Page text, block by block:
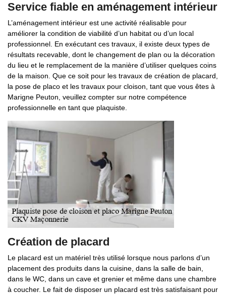
Service fiable en aménagement intérieur
L’aménagement intérieur est une activité réalisable pour
améliorer la condition de viabilité d’un habitat ou d’un local
professionnel. En exécutant ces travaux, il existe deux types de
résultats recevable, dont le changement de plan ou la décoration
du lieu et le remplacement de la manière d’utiliser quelques coins
de la maison. Que ce soit pour les travaux de création de placard,
la pose de placo et les travaux pour cloison, tant que vous êtes à
Marigne Peuton, veuillez compter sur notre compétence
professionnelle en tant que plaquiste.
Création de placard
Le placard est un matériel très utilisé lorsque nous parlons d’un
placement des produits dans la cuisine, dans la salle de bain,
dans le WC, dans un cave et grenier et même dans une chambre
à coucher. Le fait de disposer un placard est très satisfaisant pour